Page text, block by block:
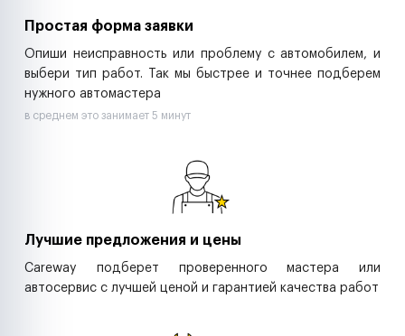
Простая форма заявки
Опиши неисправность или проблему с автомобилем, и
выбери тип работ. Так мы быстрее и точнее подберем
нужного автомастера
в среднем это занимает 5 минут
Лучшие предложения и цены
Careway подберет проверенного мастера или
автосервис с лучшей ценой и гарантией качества работ